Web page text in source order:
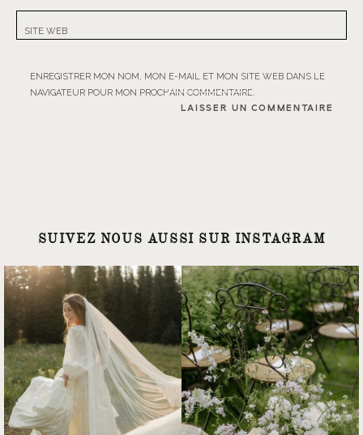
SITE WEB
ENREGISTRER MON NOM, MON E-MAIL ET MON SITE WEB DANS LE
NAVIGATEUR POUR MON PROCHAIN COMMENTAIRE.
SUIVEZ NOUS AUSSI SUR INSTAGRAM